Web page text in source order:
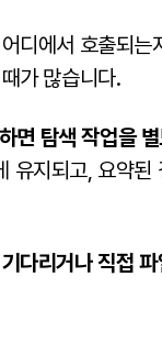
디에서 호출되
가 많습니다.
탐색 작업을 별
유지되고, 요약
다리거나 직접